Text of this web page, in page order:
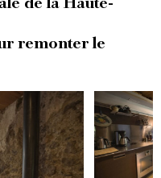
de la Haute-
remonter le